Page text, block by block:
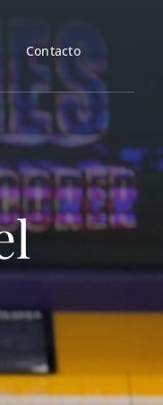
Contacto